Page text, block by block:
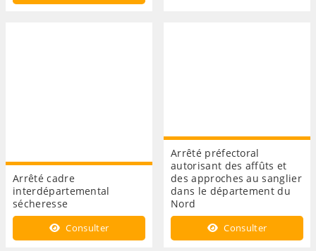
Arrêté cadre
interdépartemental
sécheresse
Consulter
Arrêté préfectoral
autorisant des affûts et
des approches au sanglier
dans le département du
Nord
Consulter